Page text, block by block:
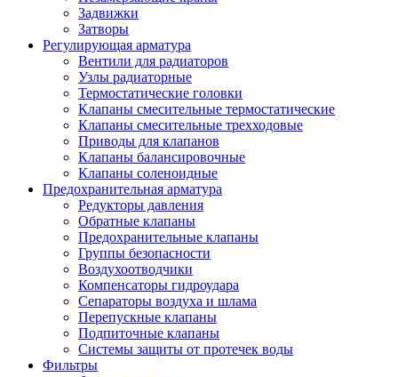
Задвижки
Затворы
Регулирующая арматура
Вентили для радиаторов
Узлы радиаторные
Термостатические головки
Клапаны смесительные термостатические
Клапаны смесительные трехходовые
Приводы для клапанов
Клапаны балансировочные
Клапаны соленоидные
Предохранительная арматура
Редукторы давления
Обратные клапаны
Предохранительные клапаны
Группы безопасности
Воздухоотводчики
Компенсаторы гидроудара
Сепараторы воздуха и шлама
Перепускные клапаны
Подпиточные клапаны
Системы защиты от протечек воды
Фильтры